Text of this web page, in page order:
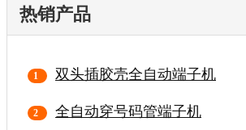
热销产品
双头插胶壳全自动端子机
全自动穿号码管端子机